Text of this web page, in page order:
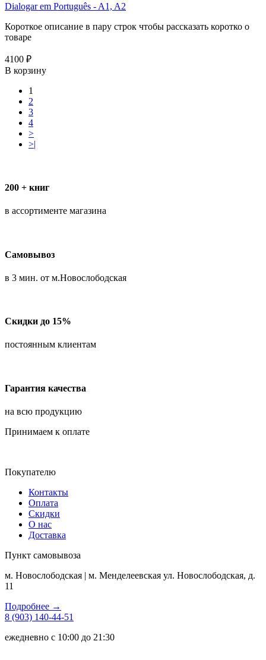
Dialogar em Português - A1, A2
Короткое описание в пару строк чтобы рассказать коротко о
товаре
4100 ₽
В корзину
1
2
3
4
>
>|
200 + книг
в ассортименте магазина
Самовывоз
в 3 мин. от м.Новослободская
Скидки до 15%
постоянным клиентам
Гарантия качества
на всю продукцию
Принимаем к оплате
Покупателю
Контакты
Оплата
Скидки
О нас
Доставка
Пункт самовывоза
м. Новослободская | м. Менделеевская ул. Новослободская, д.
11
Подробнее →
8 (903) 140-44-51
ежедневно с 10:00 до 21:30